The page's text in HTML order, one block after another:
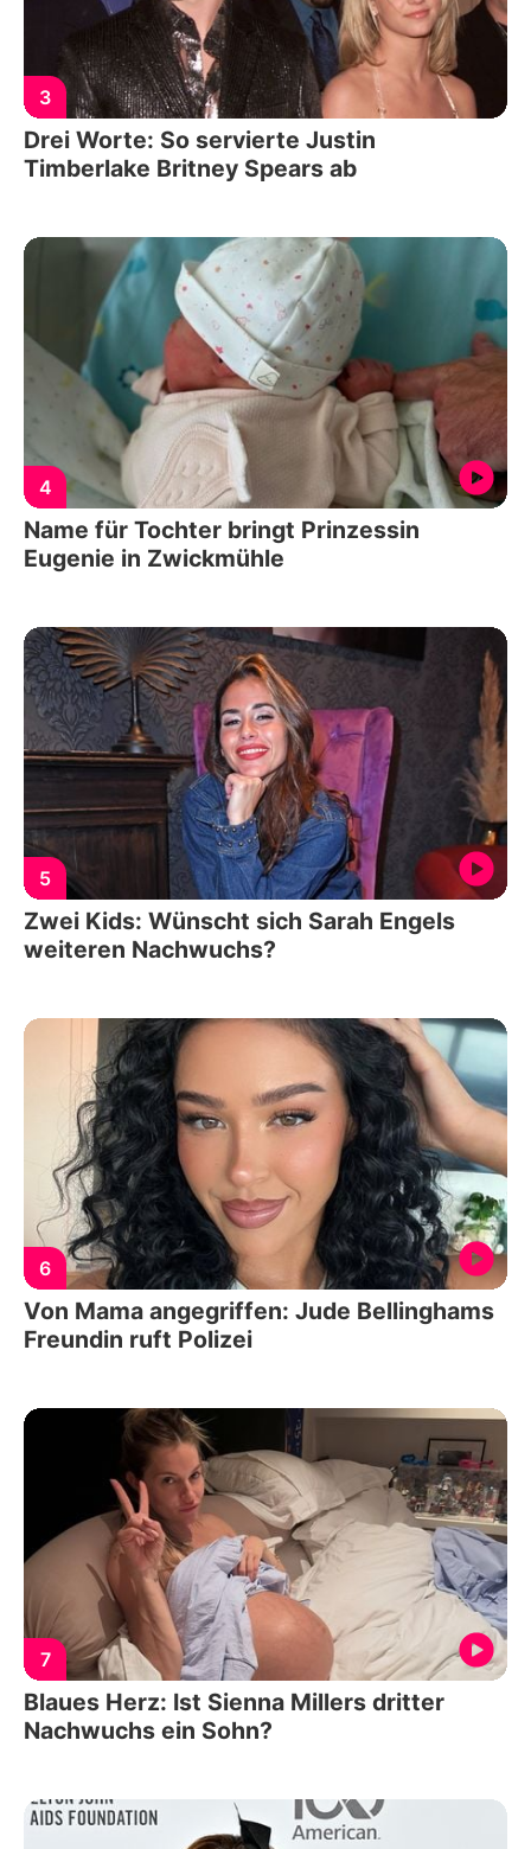
3
Drei Worte: So servierte Justin
Timberlake Britney Spears ab
4
Name für Tochter bringt Prinzessin
Eugenie in Zwickmühle
5
Zwei Kids: Wünscht sich Sarah Engels
weiteren Nachwuchs?
6
Von Mama angegriffen: Jude Bellinghams
Freundin ruft Polizei
7
Blaues Herz: Ist Sienna Millers dritter
Nachwuchs ein Sohn?